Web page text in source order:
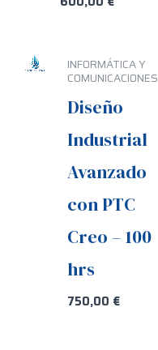
INFORMÁTICA Y
COMUNICACIONES
Diseño
Industrial
Avanzado
con PTC
Creo – 100
hrs
750,00 €